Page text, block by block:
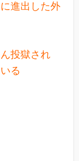
進出した外
投獄され
る